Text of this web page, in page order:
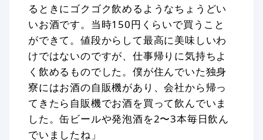
るときにゴクゴク飲めるようなちょうどい
いお酒です。当時150円くらいで買うこと
ができて。値段からして最高に美味しいわ
けではないのですが、仕事帰りに気持ちよ
く飲めるものでした。僕が住んでいた独身
寮にはお酒の自販機があり、会社から帰っ
てきたら自販機でお酒を買って飲んでいま
した。缶ビールや発泡酒を2〜3本毎日飲ん
でいましたね」